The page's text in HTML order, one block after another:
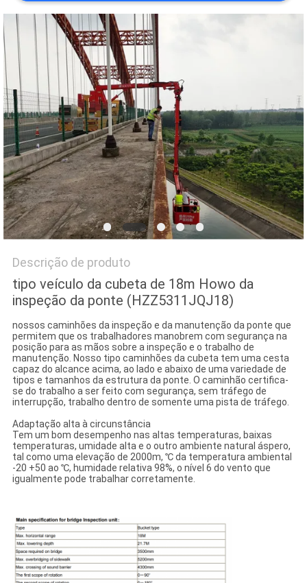
SITE
POLÍTICA
DE
PRIVACIDADE
Descrição de produto
tipo veículo da cubeta de 18m Howo da
inspeção da ponte (HZZ5311JQJ18)
nossos caminhões da inspeção e da manutenção da ponte que
permitem que os trabalhadores manobrem com segurança na
posição para as mãos sobre a inspeção e o trabalho de
manutenção. Nosso tipo caminhões da cubeta tem uma cesta
capaz do alcance acima, ao lado e abaixo de uma variedade de
tipos e tamanhos da estrutura da ponte. O caminhão certifica-
se do trabalho a ser feito com segurança, sem tráfego de
interrupção, trabalho dentro de somente uma pista de tráfego.
Adaptação alta à circunstância
Tem um bom desempenho nas altas temperaturas, baixas
temperaturas, umidade alta e o outro ambiente natural áspero,
tal como uma elevação de 2000m, ℃ da temperatura ambiental
-20 +50 ao ℃, humidade relativa 98%, o nível 6 do vento que
igualmente pode trabalhar corretamente.